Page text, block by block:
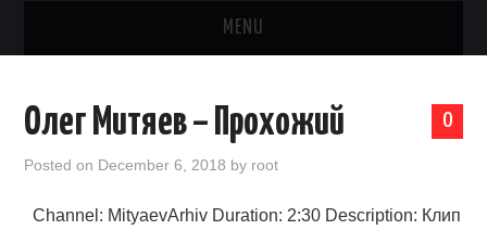
MENU
0
Олег Митяев – Прохожий
Posted on December 6, 2018 by root
Channel: MityaevArhiv Duration: 2:30 Description: Клип